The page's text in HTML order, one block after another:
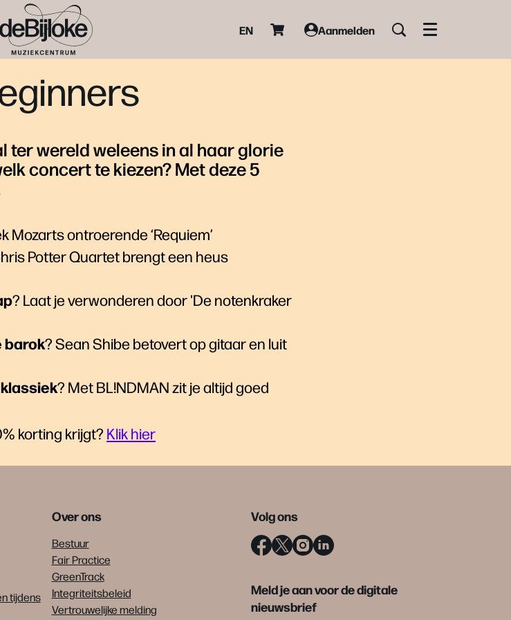
EN Aanmelden Menu
ter wereld weleens in al haar glorie
concert te kiezen? Met deze 5
Mozarts ontroerende ‘Requiem’
Potter Quartet brengt een heus
? Laat je verwonderen door 'De notenkraker
barok? Sean Shibe betovert op gitaar en luit
? Met BL!NDMAN zit je altijd goed
korting krijgt? Klik hier
tijdens
Over ons
Bestuur
Fair Practice
GreenTrack
Integriteitsbeleid
Vertrouwelijke melding
Volg ons
Meld je aan voor de digitale
nieuwsbrief